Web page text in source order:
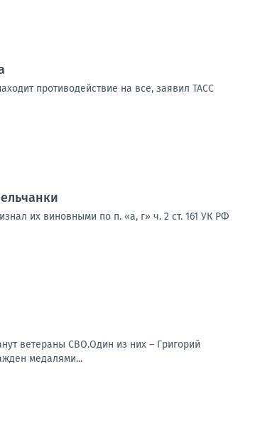
противодействие на все, заявил ТАСС
их виновными по п. «а, г» ч. 2 ст. 161 УК РФ
ветераны СВО.Один из них – Григорий
медалями...